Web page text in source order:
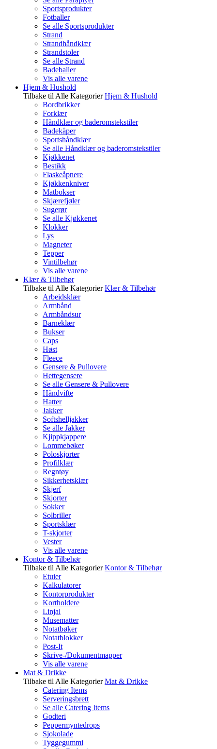
Sportsprodukter
Fotballer
Se alle Sportsprodukter
Strand
Strandhåndklær
Strandstoler
Se alle Strand
Badeballer
Vis alle varene
Hjem & Hushold
Tilbake til Alle Kategorier Hjem & Hushold
Bordbrikker
Forklær
Håndklær og baderomstekstiler
Badekåper
Sportshåndklær
Se alle Håndklær og baderomstekstiler
Kjøkkenet
Bestikk
Flaskeåpnere
Kjøkkenkniver
Matbokser
Skjærefjøler
Sugerør
Se alle Kjøkkenet
Klokker
Lys
Magneter
Tepper
Vintilbehør
Vis alle varene
Klær & Tilbehør
Tilbake til Alle Kategorier Klær & Tilbehør
Arbeidsklær
Armbånd
Armbåndsur
Barneklær
Bukser
Caps
Høst
Fleece
Gensere & Pullovere
Hettegensere
Se alle Gensere & Pullovere
Håndvifte
Hatter
Jakker
Softshelljakker
Se alle Jakker
Kjippkjappere
Lommebøker
Poloskjorter
Profilklær
Regntøy
Sikkerhetsklær
Skjerf
Skjorter
Sokker
Solbriller
Sportsklær
T-skjorter
Vester
Vis alle varene
Kontor & Tilbehør
Tilbake til Alle Kategorier Kontor & Tilbehør
Etuier
Kalkulatorer
Kontorprodukter
Kortholdere
Linjal
Musematter
Notatbøker
Notatblokker
Post-It
Skrive-/Dokumentmapper
Vis alle varene
Mat & Drikke
Tilbake til Alle Kategorier Mat & Drikke
Catering Items
Serveringsbrett
Se alle Catering Items
Godteri
Peppermyntedrops
Sjokolade
Tyggegummi